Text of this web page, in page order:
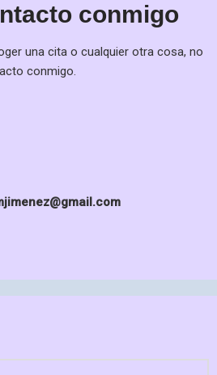
conmigo
una cita o cualquier otra cosa, no
conmigo.